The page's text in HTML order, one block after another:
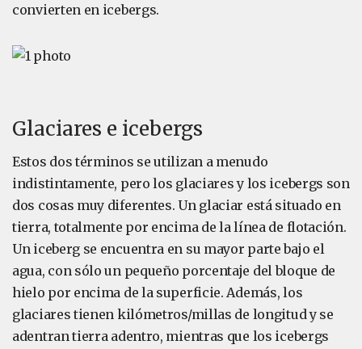
convierten en icebergs.
Glaciares e icebergs
Estos dos términos se utilizan a menudo
indistintamente, pero los glaciares y los icebergs son
dos cosas muy diferentes. Un glaciar está situado en
tierra, totalmente por encima de la línea de flotación.
Un iceberg se encuentra en su mayor parte bajo el
agua, con sólo un pequeño porcentaje del bloque de
hielo por encima de la superficie. Además, los
glaciares tienen kilómetros/millas de longitud y se
adentran tierra adentro, mientras que los icebergs